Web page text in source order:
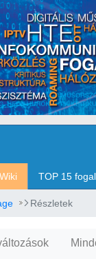
Wiki TOP 15
Részletek